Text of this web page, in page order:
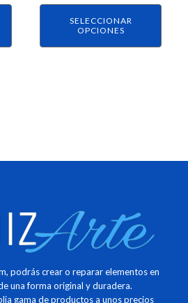
SELECCIONAR
OPCIONES
la
página
de
podrás crear o reparar elementos en
una forma original y duradera.
gama de productos a unos precios